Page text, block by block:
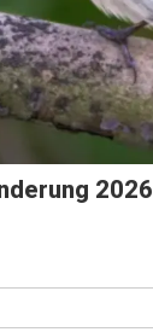
2026